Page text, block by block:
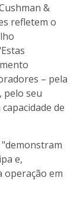
&
refletem o
– pela
pelo seu
de
e,
operação em